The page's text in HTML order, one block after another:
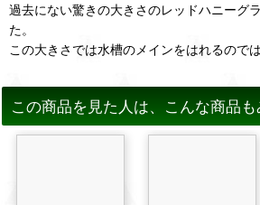
過去にない驚きの大きさのレッドハニーグ
た。
この大きさでは水槽のメインをはれるので
この商品を見た人は、こんな商品も